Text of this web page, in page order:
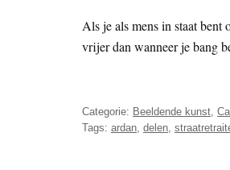
Als je als mens in staat
vrijer dan wanneer je bang
Categorie: Beeldende kunst,
Tags: ardan, delen,